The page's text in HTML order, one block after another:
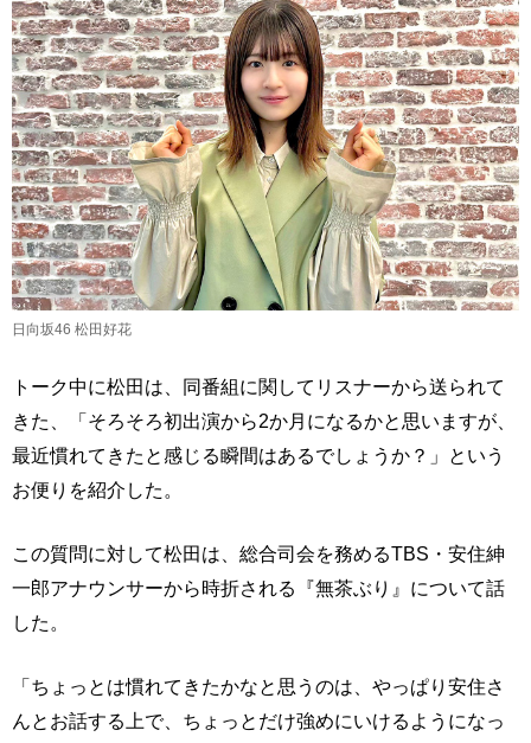
日向坂46 松田好花
トーク中に松田は、同番組に関してリスナーから送られて
きた、「そろそろ初出演から2か月になるかと思いますが、
最近慣れてきたと感じる瞬間はあるでしょうか？」という
お便りを紹介した。
この質問に対して松田は、総合司会を務めるTBS・安住紳
一郎アナウンサーから時折される『無茶ぶり』について話
した。
「ちょっとは慣れてきたかなと思うのは、やっぱり安住さ
んとお話する上で、ちょっとだけ強めにいけるようになっ